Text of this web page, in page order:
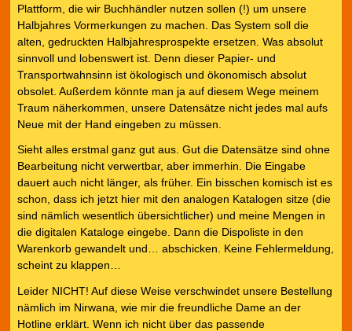
Plattform, die wir Buchhändler nutzen sollen (!) um unsere
Halbjahres Vormerkungen zu machen. Das System soll die
alten, gedruckten Halbjahresprospekte ersetzen. Was absolut
sinnvoll und lobenswert ist. Denn dieser Papier- und
Transportwahnsinn ist ökologisch und ökonomisch absolut
obsolet. Außerdem könnte man ja auf diesem Wege meinem
Traum näherkommen, unsere Datensätze nicht jedes mal aufs
Neue mit der Hand eingeben zu müssen.
Sieht alles erstmal ganz gut aus. Gut die Datensätze sind ohne
Bearbeitung nicht verwertbar, aber immerhin. Die Eingabe
dauert auch nicht länger, als früher. Ein bisschen komisch ist es
schon, dass ich jetzt hier mit den analogen Katalogen sitze (die
sind nämlich wesentlich übersichtlicher) und meine Mengen in
die digitalen Kataloge eingebe. Dann die Dispoliste in den
Warenkorb gewandelt und… abschicken. Keine Fehlermeldung,
scheint zu klappen…
Leider NICHT! Auf diese Weise verschwindet unsere Bestellung
nämlich im Nirwana, wie mir die freundliche Dame an der
Hotline erklärt. Wenn ich nicht über das passende